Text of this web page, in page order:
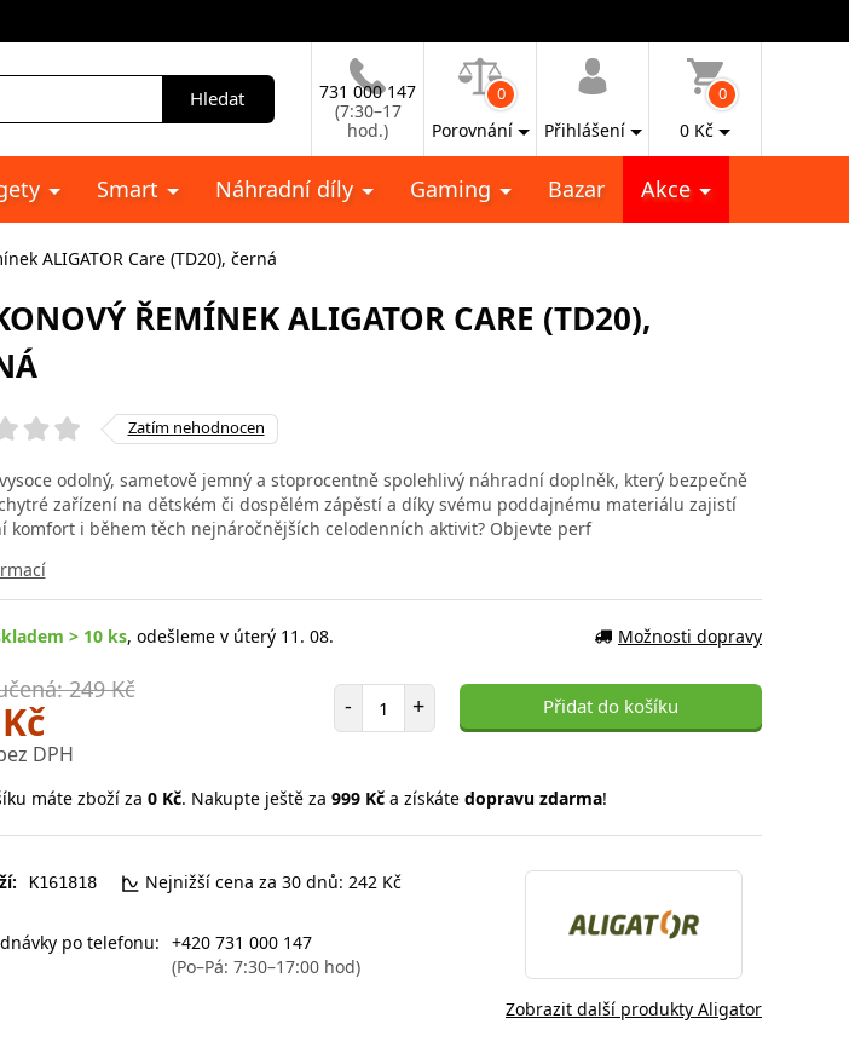
Hledat
731 000 147
(7:30–17
hod.)
0
Porovnání Přihlášení
0
0 Kč
Smart Náhradní díly Gaming Bazar Akce
ALIGATOR Care (TD20), černá
ŘEMÍNEK ALIGATOR CARE (TD20),
Zatím nehodnocen
odolný, sametově jemný a stoprocentně spolehlivý náhradní doplněk, který bezpečně
zařízení na dětském či dospělém zápěstí a díky svému poddajnému materiálu zajistí
komfort i během těch nejnáročnějších celodenních aktivit? Objevte perf
> 10 ks, odešleme v úterý 11. 08. Možnosti dopravy
249 Kč
DPH
- Počet položek
+ Přidat do košíku
máte zboží za 0 Kč. Nakupte ještě za 999 Kča získáte dopravu zdarma!
K161818 Nejnižší cena za 30 dnů: 242 Kč
po telefonu: +420 731 000 147
(Po–Pá: 7:30–17:00 hod)
Zobrazit další produkty Aligator